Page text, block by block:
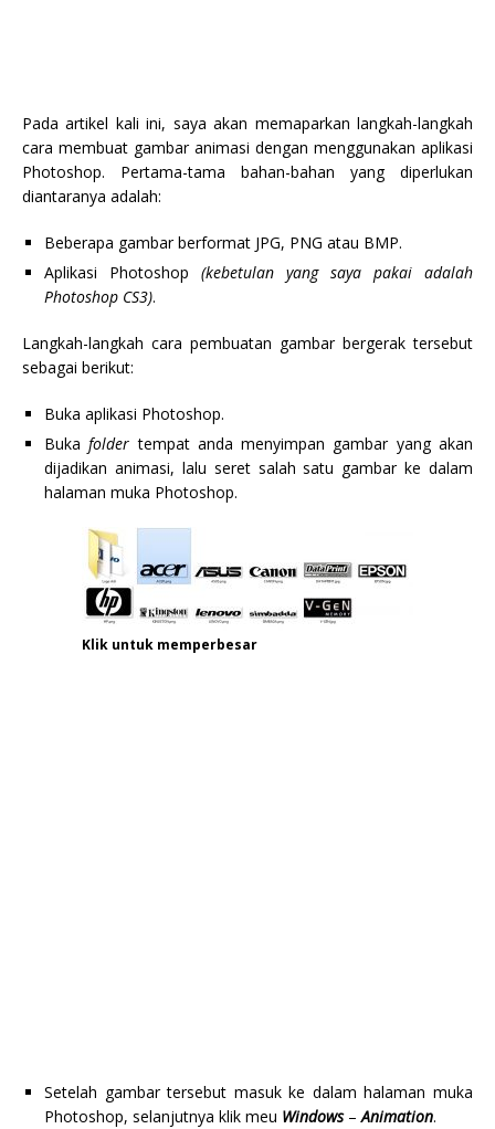
Pada artikel kali ini, saya akan memaparkan langkah-langkah
cara membuat gambar animasi dengan menggunakan aplikasi
Photoshop. Pertama-tama bahan-bahan yang diperlukan
diantaranya adalah:
Beberapa gambar berformat JPG, PNG atau BMP.
Aplikasi Photoshop (kebetulan yang saya pakai adalah
Photoshop CS3).
Langkah-langkah cara pembuatan gambar bergerak tersebut
sebagai berikut:
Buka aplikasi Photoshop.
Bukafolder tempat anda menyimpan gambar yang akan
dijadikan animasi, lalu seret salah satu gambar ke dalam
halaman muka Photoshop.
Klik untuk memperbesar
Setelah gambar tersebut masuk ke dalam halaman muka
Photoshop, selanjutnya klik meu Windows–Animation.